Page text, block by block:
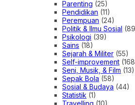
Parenting (25)
Pendidikan (11)
Perempuan (24)
Politik & Ilmu Sosial
Psikologi (39)
Sains (18)
Sejarah & Militer (55)
Self-improvement
Seni, Musik, & Film (13)
Sepak Bola (58)
Sosial & Budaya (44)
Statistik (1)
Travelling (10)